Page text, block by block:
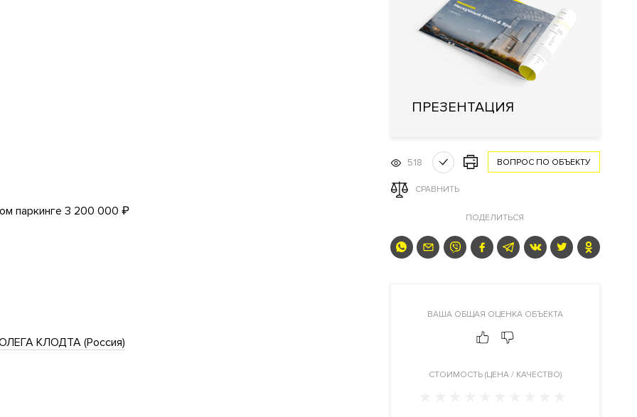
паркинге 3 200 000 ₽
КЛОДТА (Россия)
ПРЕЗЕНТАЦИЯ
518 ВОПРОС ПО ОБЪЕКТУ
СРАВНИТЬ
ПОДЕЛИТЬСЯ
ВАША ОБЩАЯ ОЦЕНКА ОБЪЕКТА
CТОИМОСТЬ (ЦЕНА / КАЧЕСТВО)